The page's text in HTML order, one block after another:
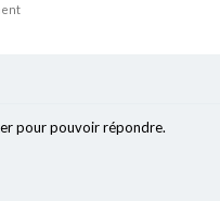
pour pouvoir répondre.